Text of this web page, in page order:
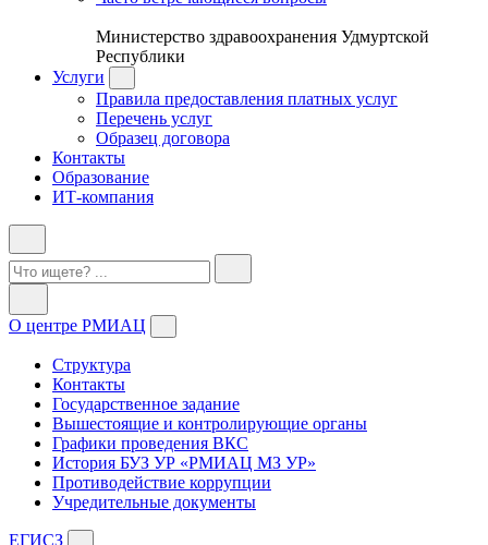
Министерство здравоохранения Удмуртской
Республики
Услуги
Правила предоставления платных услуг
Перечень услуг
Образец договора
Контакты
Образование
ИТ-компания
О центре РМИАЦ
Структура
Контакты
Государственное задание
Вышестоящие и контролирующие органы
Графики проведения ВКС
История БУЗ УР «РМИАЦ МЗ УР»
Противодействие коррупции
Учредительные документы
ЕГИСЗ